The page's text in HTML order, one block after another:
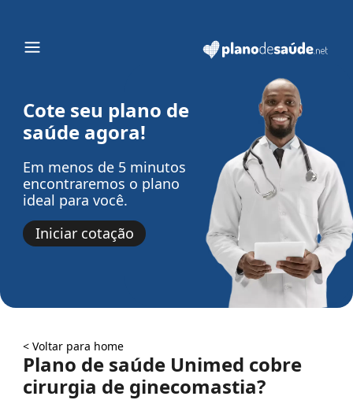
Cote seu plano de
saúde agora!
Em menos de 5 minutos
encontraremos o plano
ideal para você.
Iniciar cotação
< Voltar para home
Plano de saúde Unimed cobre
cirurgia de ginecomastia?